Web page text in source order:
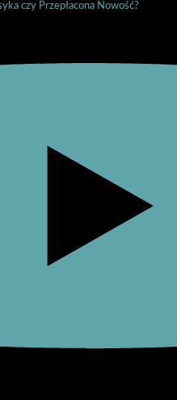
czy Przepłacona Nowość?